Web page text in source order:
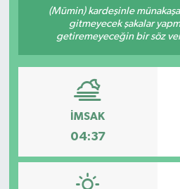
(Mümin) kardeşinle
gitmeyecek şakalar
getiremeyeceğin bir söz
İMSAK
04:37
Resmi İlanlar